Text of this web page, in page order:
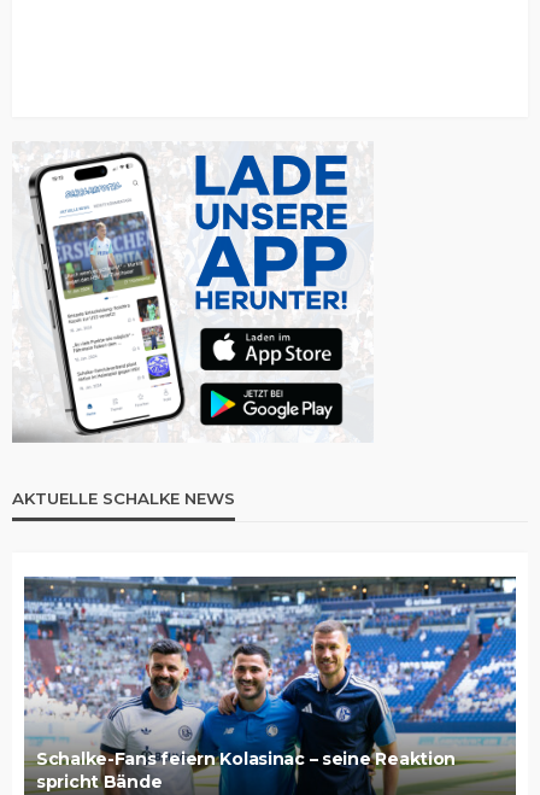
AKTUELLE SCHALKE NEWS
Schalke-Fans feiern Kolasinac – seine Reaktion
spricht Bände